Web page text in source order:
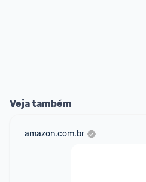
Veja também
amazon.com.br